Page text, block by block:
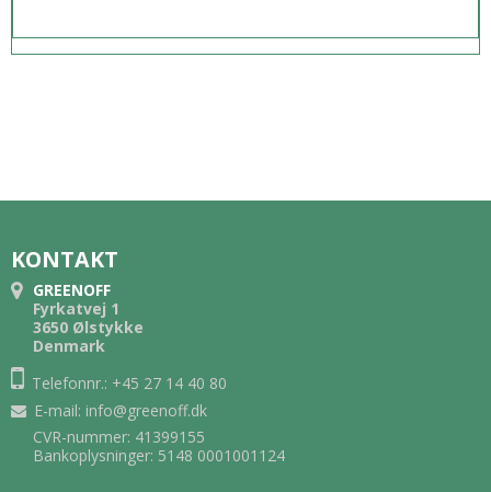
KONTAKT
GREENOFF
Fyrkatvej 1
3650 Ølstykke
Denmark
Telefonnr.: +45 27 14 40 80
E-mail: info@greenoff.dk
CVR-nummer: 41399155
Bankoplysninger: 5148 0001001124